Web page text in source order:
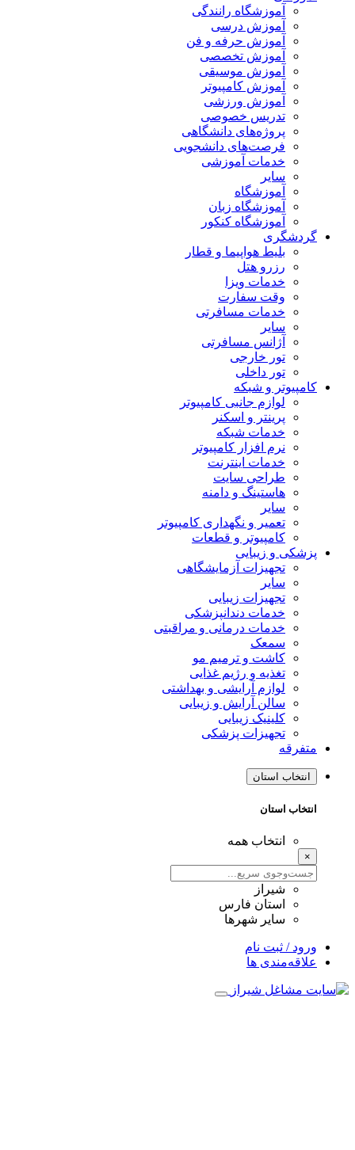
آموزشگاه رانندگی
آموزش درسی
آموزش حرفه و فن
آموزش تخصصی
آموزش موسیقی
آموزش کامپیوتر
آموزش ورزشی
تدریس خصوصی
پروژه‌های دانشگاهی
فرصت‌های دانشجویی
خدمات آموزشی
سایر
آموزشگاه
آموزشگاه زبان
آموزشگاه کنکور
گردشگری
بلیط هواپیما و قطار
رزرو هتل
خدمات ویزا
وقت سفارت
خدمات مسافرتی
سایر
آژانس مسافرتی
تور خارجی
تور داخلی
کامپیوتر و شبکه
لوازم جانبی کامپیوتر
پرینتر و اسکنر
خدمات شبکه
نرم افزار کامپیوتر
خدمات اینترنت
طراحی سایت
هاستینگ و دامنه
سایر
تعمیر و نگهداری کامپیوتر
کامپیوتر و قطعات
پزشکی و زیبایی
تجهیزات آزمایشگاهی
سایر
تجهیزات زیبایی
خدمات دندانپزشکی
خدمات درمانی و مراقبتی
سمعک
کاشت و ترمیم مو
تغذیه و رژیم غذایی
لوازم آرایشی و بهداشتی
سالن آرایش و زیبایی
کلینیک زیبایی
تجهیزات پزشکی
متفرقه
انتخاب استان
انتخاب استان
انتخاب همه
×
شیراز
استان فارس
سایر شهرها
ورود / ثبت نام
علاقه‌مندی ها